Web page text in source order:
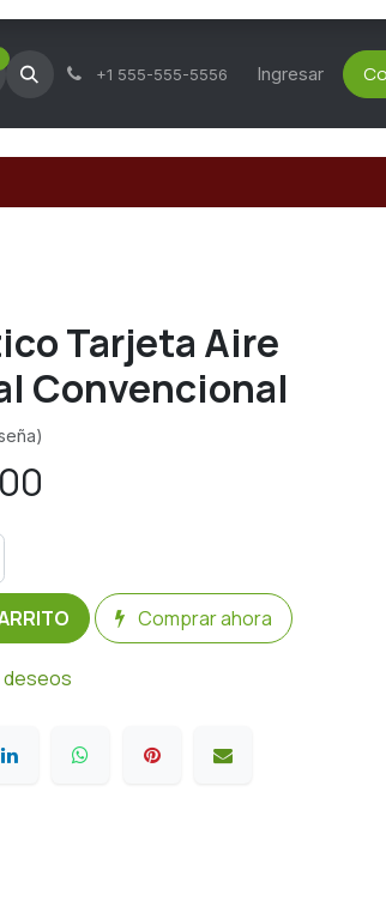
Tickets Activos Asesoría Técnica
+1 555-555-5556 Ingresar
Tarjeta Aire
Convencional
Comprar ahora
deseos